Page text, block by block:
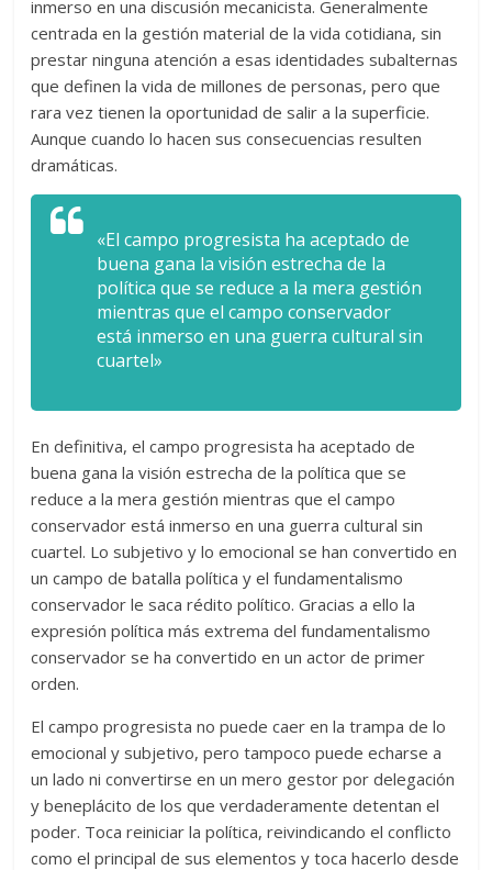
inmerso en una discusión mecanicista. Generalmente
centrada en la gestión material de la vida cotidiana, sin
prestar ninguna atención a esas identidades subalternas
que definen la vida de millones de personas, pero que
rara vez tienen la oportunidad de salir a la superficie.
Aunque cuando lo hacen sus consecuencias resulten
dramáticas.
«El campo progresista ha aceptado de
buena gana la visión estrecha de la
política que se reduce a la mera gestión
mientras que el campo conservador
está inmerso en una guerra cultural sin
cuartel»
En definitiva, el campo progresista ha aceptado de
buena gana la visión estrecha de la política que se
reduce a la mera gestión mientras que el campo
conservador está inmerso en una guerra cultural sin
cuartel. Lo subjetivo y lo emocional se han convertido en
un campo de batalla política y el fundamentalismo
conservador le saca rédito político. Gracias a ello la
expresión política más extrema del fundamentalismo
conservador se ha convertido en un actor de primer
orden.
El campo progresista no puede caer en la trampa de lo
emocional y subjetivo, pero tampoco puede echarse a
un lado ni convertirse en un mero gestor por delegación
y beneplácito de los que verdaderamente detentan el
poder. Toca reiniciar la política, reivindicando el conflicto
como el principal de sus elementos y toca hacerlo desde